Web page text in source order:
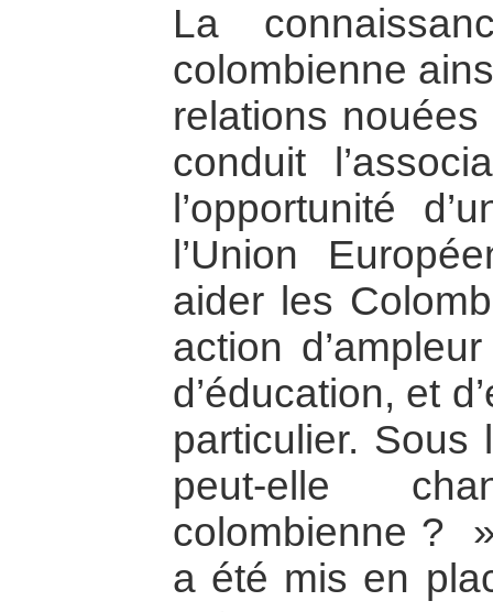
La
colombienne
relations
conduit
l’opportunité
l’Union
aider les
action
d’éducation, et
particulier. Sous
peut-elle
colombienne ?
a été mis en